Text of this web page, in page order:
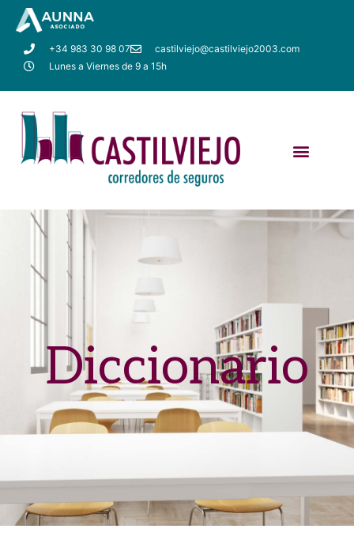
+34 983 30 98 07
castilviejo@castilviejo2003.com
Lunes a Viernes de 9 a 15h
Diccionario